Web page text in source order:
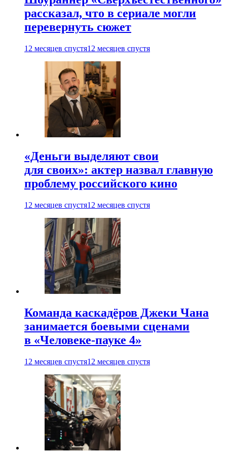
рассказал, что в сериале могли
перевернуть сюжет
12 месяцев спустя12 месяцев спустя
«Деньги выделяют свои
для своих»: актер назвал главную
проблему российского кино
12 месяцев спустя12 месяцев спустя
Команда каскадёров Джеки Чана
занимается боевыми сценами
в «Человеке-пауке 4»
12 месяцев спустя12 месяцев спустя